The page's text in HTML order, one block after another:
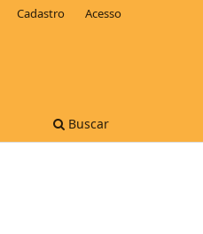
Buscar
Cadastro Acesso